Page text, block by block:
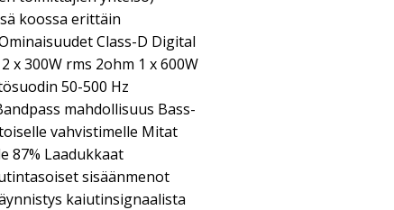
koossa erittäin
Class-D Digital
x 300W rms 2ohm 1 x 600W
50-500 Hz
mahdollisuus Bass-
vahvistimelle Mitat
87% Laadukkaat
sisäänmenot
kaiutinsignaalista